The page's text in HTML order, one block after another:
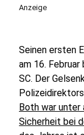
Anzeige
Seinen ersten
am 16.
SC. Der
Both war
Sicherheit bei